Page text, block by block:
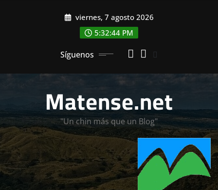
viernes, 7 agosto 2026
5:32:45 PM
Síguenos
Matense.net
"Un chin más que un Blog"